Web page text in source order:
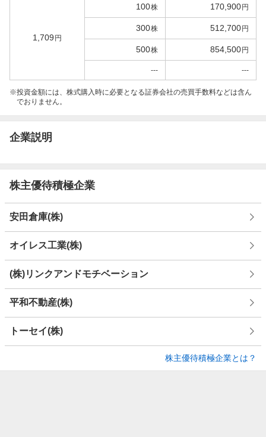
1,709 円
100株 170,900円
300株 512,700円
500株 854,500円
--- ---
投資金額には、株式購入時に必要となる証券会社の売買手数料などは含ん
でおりません。
企業説明
株主優待積極企業
安田倉庫(株)
オイレス工業(株)
(株)リンクアンドモチベーション
平和不動産(株)
トーセイ(株)
株主優待積極企業とは？